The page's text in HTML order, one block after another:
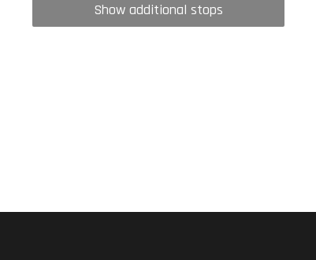
Show additional stops